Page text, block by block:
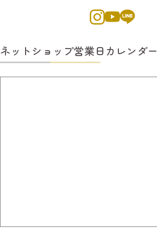
ネットショップ営業日カレンダー